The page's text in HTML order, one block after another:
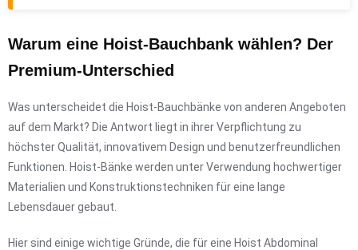
Warum eine Hoist-Bauchbank wählen? Der
Premium-Unterschied
Was unterscheidet die Hoist-Bauchbänke von anderen Angeboten
auf dem Markt? Die Antwort liegt in ihrer Verpflichtung zu
höchster Qualität, innovativem Design und benutzerfreundlichen
Funktionen. Hoist-Bänke werden unter Verwendung hochwertiger
Materialien und Konstruktionstechniken für eine lange
Lebensdauer gebaut.
Hier sind einige wichtige Gründe, die für eine Hoist Abdominal